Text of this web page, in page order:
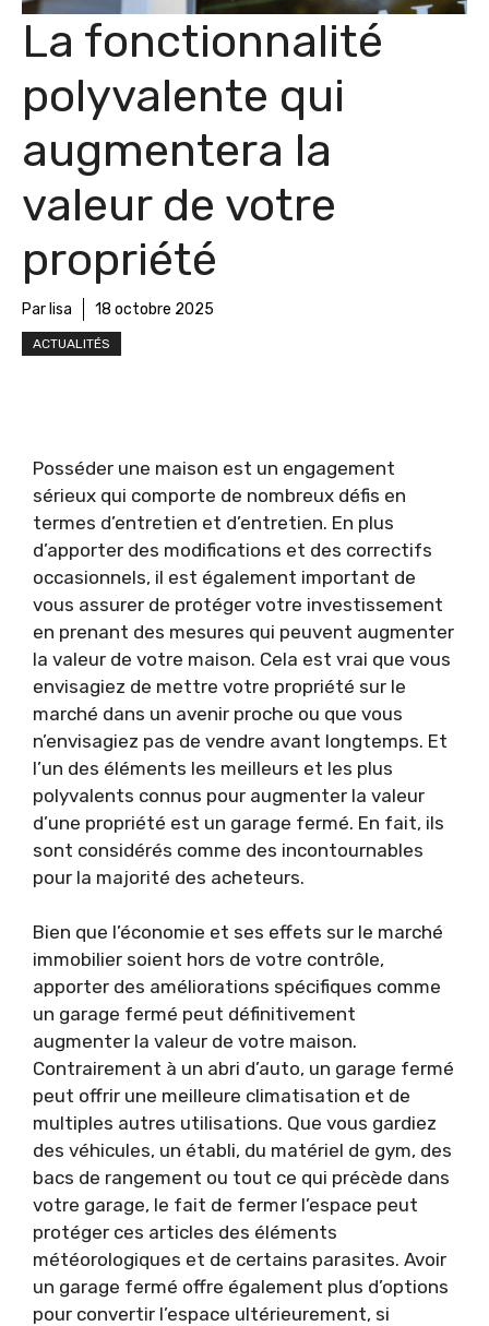
La fonctionnalité
polyvalente qui
augmentera la
valeur de votre
propriété
Par lisa 18 octobre 2025
ACTUALITÉS
Posséder une maison est un engagement
sérieux qui comporte de nombreux défis en
termes d’entretien et d’entretien. En plus
d’apporter des modifications et des correctifs
occasionnels, il est également important de
vous assurer de protéger votre investissement
en prenant des mesures qui peuvent augmenter
la valeur de votre maison. Cela est vrai que vous
envisagiez de mettre votre propriété sur le
marché dans un avenir proche ou que vous
n’envisagiez pas de vendre avant longtemps. Et
l’un des éléments les meilleurs et les plus
polyvalents connus pour augmenter la valeur
d’une propriété est un garage fermé. En fait, ils
sont considérés comme des incontournables
pour la majorité des acheteurs.
Bien que l’économie et ses effets sur le marché
immobilier soient hors de votre contrôle,
apporter des améliorations spécifiques comme
un garage fermé peut définitivement
augmenter la valeur de votre maison.
Contrairement à un abri d’auto, un garage fermé
peut offrir une meilleure climatisation et de
multiples autres utilisations. Que vous gardiez
des véhicules, un établi, du matériel de gym, des
bacs de rangement ou tout ce qui précède dans
votre garage, le fait de fermer l’espace peut
protéger ces articles des éléments
météorologiques et de certains parasites. Avoir
un garage fermé offre également plus d’options
pour convertir l’espace ultérieurement, si